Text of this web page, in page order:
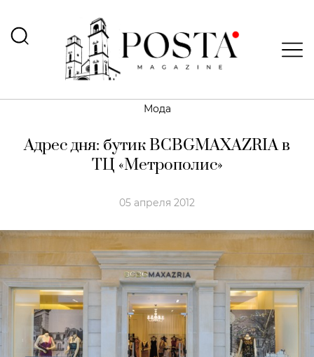
Мода
Адрес дня: бутик BCBGMAXAZRIA в
ТЦ «Метрополис»
05 апреля 2012